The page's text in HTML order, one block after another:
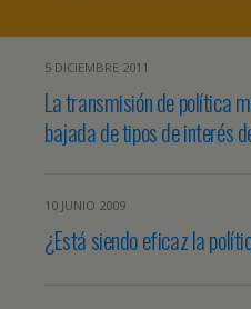
5 DICIEMBRE 2011
La transmisión de política
bajada de tipos de interés
10 JUNIO 2009
¿Está siendo eficaz la